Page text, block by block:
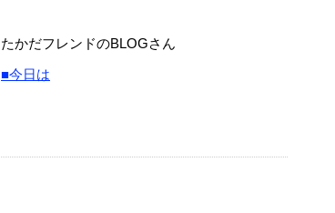
たかだフレンドのBLOGさん
■今日は